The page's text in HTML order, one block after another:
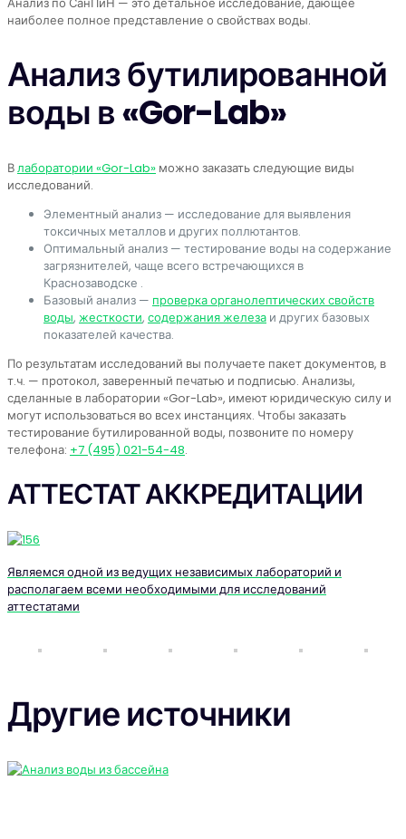
наиболее полное представление о свойствах воды.
Анализ бутилированной
воды в «Gor-Lab»
Влаборатории «Gor-Lab» можно заказать следующие виды
исследований.
Элементный анализ — исследование для выявления
токсичных металлов и других поллютантов.
Оптимальный анализ — тестирование воды на содержание
загрязнителей, чаще всего встречающихся в
Краснозаводске .
Базовый анализ — проверка органолептических свойств
воды, жесткости, содержания железа и других базовых
показателей качества.
По результатам исследований вы получаете пакет документов, в
т.ч. — протокол, заверенный печатью и подписью. Анализы,
сделанные в лаборатории «Gor-Lab», имеют юридическую силу и
могут использоваться во всех инстанциях. Чтобы заказать
тестирование бутилированной воды, позвоните по номеру
телефона: +7 (495) 021-54-48.
АТТЕСТАТ АККРЕДИТАЦИИ
Являемся одной из ведущих независимых лабораторий и
располагаем всеми необходимыми для исследований
аттестатами
Другие источники